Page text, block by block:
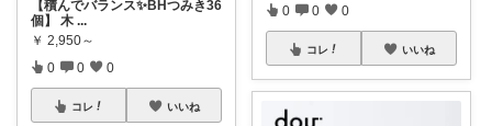
【積んでバランス✨BHつみき36
個】 木 ...
￥ 2,950～
0 0 0
コレ いいね
0 0 0
コレ いいね